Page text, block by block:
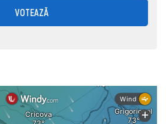
VOTEAZĂ